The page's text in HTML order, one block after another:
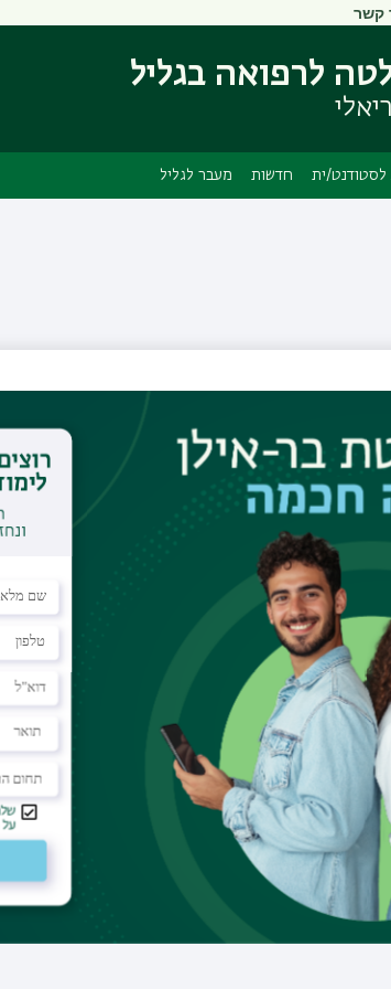
העיקרי
ניווט
קשר
לרפואה בגליל
לסטודנט/ית חדשות מעבר לגליל
סוריאו
בר-אילן
לגליל, נהריה